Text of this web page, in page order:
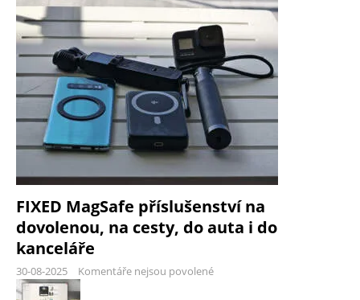
FIXED MagSafe příslušenství na
dovolenou, na cesty, do auta i do
kanceláře
30-08-2025 Komentáře nejsou povolené